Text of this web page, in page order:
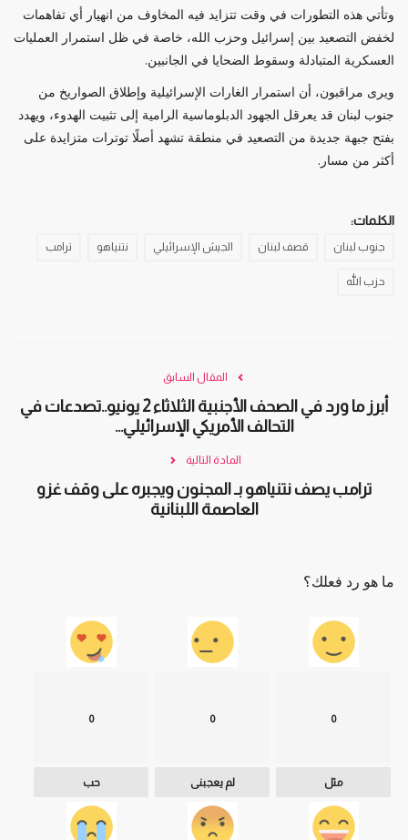
وتأتي هذه التطورات في وقت تتزايد فيه المخاوف من انهيار أي تفاهمات
لخفض التصعيد بين إسرائيل وحزب الله، خاصة في ظل استمرار العمليات
العسكرية المتبادلة وسقوط الضحايا في الجانبين.
ويرى مراقبون، أن استمرار الغارات الإسرائيلية وإطلاق الصواريخ من
جنوب لبنان قد يعرقل الجهود الدبلوماسية الرامية إلى تثبيت الهدوء، ويهدد
بفتح جبهة جديدة من التصعيد في منطقة تشهد أصلًا توترات متزايدة على
أكثر من مسار.
الكلمات:
جنوب لبنان قصف لبنان الجيش الإسرائيلي نتنياهو ترامب
حزب الله
المقال السابق
أبرز ما ورد في الصحف الأجنبية الثلاثاء 2 يونيو..تصدعات في
التحالف الأمريكي الإسرائيلي...
المادة التالية
ترامب يصف نتنياهو بـ المجنون ويجبره على وقف غزو
العاصمة اللبنانية
ما هو رد فعلك؟
0
مثل
0
لم يعجبنى
0
حب